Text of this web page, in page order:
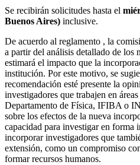
Se recibirán solicitudes hasta el
Buenos Aires) inclusive.
De acuerdo al reglamento , la
a partir del análisis detallado de los
estimará el impacto que la
institución. Por este motivo, se
recomendación esté presente la
investigadores que trabajen en
Departamento de Física, IFIBA o
sobre los efectos de la nueva
capacidad para investigar en forma
incorporar investigadores que
extensión, como un compromiso
formar recursos humanos.